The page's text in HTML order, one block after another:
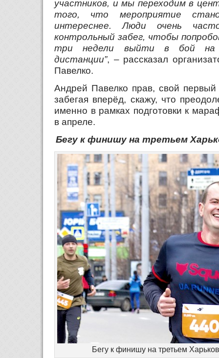
участников, и мы переходим в
того, что мероприятие
интереснее. Люди очень
контрольный забег, чтобы
три недели выйти в бой на
дистанции”, – рассказал
Павелко.
Андрей Павелко прав, свой
забегая вперёд, скажу, что
именно в рамках подготовки к
в апреле.
Бегу к финишу на третьем
Бегу к финишу на третьем